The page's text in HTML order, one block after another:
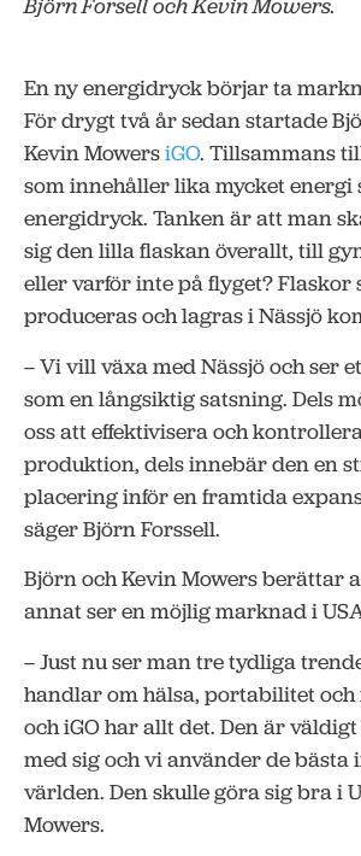
Björn Forsell och Kevin Mowers.
En ny energidryck börjar ta
För drygt två år sedan startade
Kevin MowersiGO. Tillsammans
som innehåller lika mycket energi
energidryck. Tanken är att man
sig den lilla flaskan överallt, till
eller varför inte på flyget? Flaskor
produceras och lagras i Nässjö
– Vi vill växa med Nässjö och ser
som en långsiktig satsning. Dels
oss att effektivisera och
produktion, dels innebär den en
placering inför en framtida
säger Björn Forssell.
Björn och Kevin Mowers berättar
annat ser en möjlig marknad i
– Just nu ser man tre tydliga
handlar om hälsa, portabilitet
och iGO har allt det. Den är
med sig och vi använder de
världen. Den skulle göra sig bra i
Mowers.